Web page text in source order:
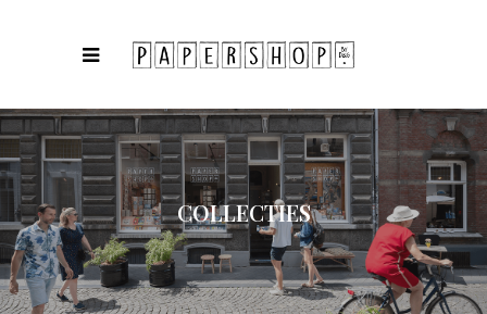
COLLECTIES